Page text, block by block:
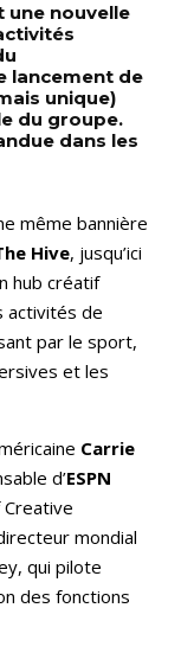
une nouvelle
lancement de
unique)
du groupe.
dans les
même bannière
Hive, jusqu’ici
hub créatif
activités de
par le sport,
et les
Carrie
d’ESPN
mondial
qui pilote
des fonctions